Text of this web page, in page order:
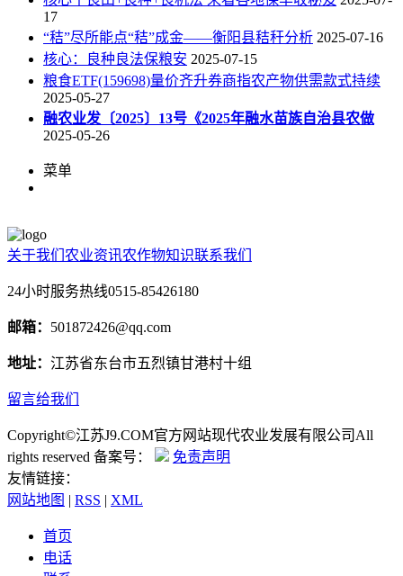
17
“秸”尽所能点“秸”成金——衡阳县秸秆分析 2025-07-16
核心：良种良法保粮安 2025-07-15
粮食ETF(159698)量价齐升券商指农产物供需款式持续
2025-05-27
融农业发〔2025〕13号《2025年融水苗族自治县农做
2025-05-26
菜单
关于我们 农业资讯农作物知识联系我们
24小时服务热线0515-85426180
邮箱： 501872426@qq.com
地址： 江苏省东台市五烈镇甘港村十组
留言给我们
Copyright©江苏J9.COM官方网站现代农业发展有限公司All
rights reserved 备案号：
免责声明
友情链接：
网站地图 | RSS | XML
首页
电话